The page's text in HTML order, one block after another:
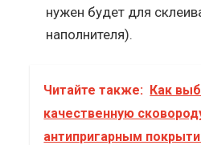
нужен будет для
наполнителя).
Читайте также: Как
качественную
антипригарным